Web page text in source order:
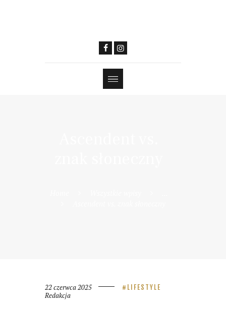
22 czerwca 2025 LIFESTYLE
Redakcja